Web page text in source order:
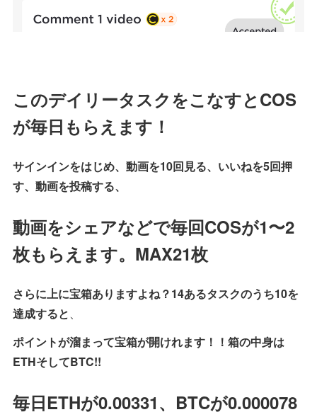
このデイリータスクをこなすとCOS
が毎日もらえます！
サインインをはじめ、動画を10回見る、いいねを5回押
す、動画を投稿する、
動画をシェアなどで毎回COSが1〜2
枚もらえます。MAX21枚
さらに上に宝箱ありますよね？14あるタスクのうち10を
達成すると、
ポイントが溜まって宝箱が開けれます！！箱の中身は
ETHそしてBTC!!
毎日ETHが0.00331、BTCが0.000078